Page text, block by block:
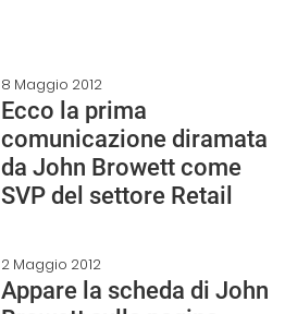
8 Maggio 2012
Ecco la prima
comunicazione diramata
da John Browett come
SVP del settore Retail
2 Maggio 2012
Appare la scheda di John